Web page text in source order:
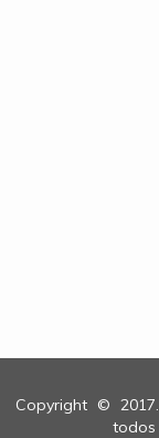
Copyright ©